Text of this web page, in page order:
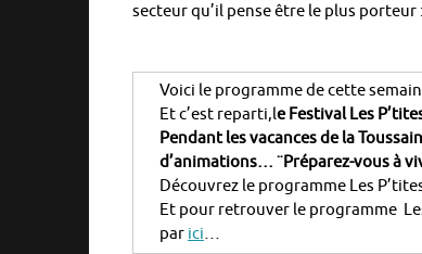
secteur qu’il pense être le plus porteur
Voici le programme de cette
Et c’est reparti,le Festival Les
Pendant les vacances de la
d’animations… ¨Préparez-vous à
Découvrez le programme Les
Et pour retrouver le programme
par ici…